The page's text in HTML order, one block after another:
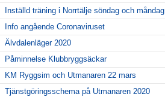
Inställd träning i Norrtälje söndag och måndag
Info angående Coronaviruset
Älvdalenläger 2020
Påminnelse Klubbryggsäckar
KM Ryggsim och Utmanaren 22 mars
Tjänstgöringsschema på Utmanaren 2020